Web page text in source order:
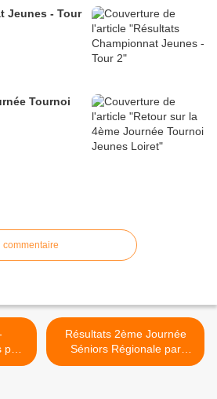
Jeunes - Tour
Tournoi
commentaire
Résultats 2ème Journée
Séniors Régionale par
équipe >